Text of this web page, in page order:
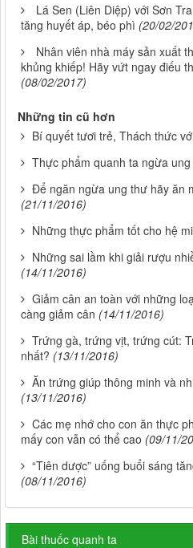
Lá Sen (Liên Diệp) với Sơn
tăng huyết áp, béo phì (20/02/
Nhân viên nhà máy sản xuất
khủng khiếp! Hãy vứt ngay điếu
(08/02/2017)
Những tin cũ hơn
Bí quyết tươi trẻ, Thách thức
Thực phẩm quanh ta ngừa
Để ngăn ngừa ung thư hãy ăn
(21/11/2016)
Những thực phẩm tốt cho hệ
Những sai lầm khi giải rượu
(14/11/2016)
Giảm cân an toàn với những
càng giảm cân (14/11/2016)
Trứng gà, trứng vịt, trứng cút:
nhất? (13/11/2016)
Ăn trứng giúp thông minh và
(13/11/2016)
Các mẹ nhớ cho con ăn thực
mấy con vẫn có thể cao (09/11/
“Tiên dược” uống buổi sáng
(08/11/2016)
Bài thuốc quanh ta